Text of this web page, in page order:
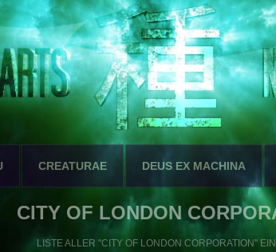
CREATURAE DEUS EX MACHINA
CITY OF LONDON
LISTE ALLER "CITY OF LONDON CORPORATION"